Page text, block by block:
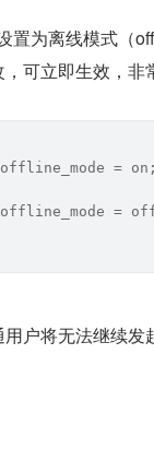
置为离线模式（
可立即生效，非
= on; --
= off;
户将无法继续